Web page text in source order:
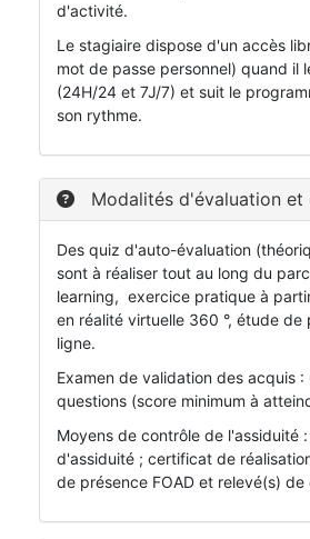
d'activité.
Le stagiaire dispose d'un accès
mot de passe personnel) quand il
(24H/24 et 7J/7) et suit le
son rythme.
Modalités d'évaluation et
Des quiz d'auto-évaluation
sont à réaliser tout au long du
learning, exercice pratique à
en réalité virtuelle 360 °, étude de
ligne.
Examen de validation des acquis :
questions (score minimum à
Moyens de contrôle de l'assiduité
d'assiduité ; certificat de
de présence FOAD et relevé(s) de